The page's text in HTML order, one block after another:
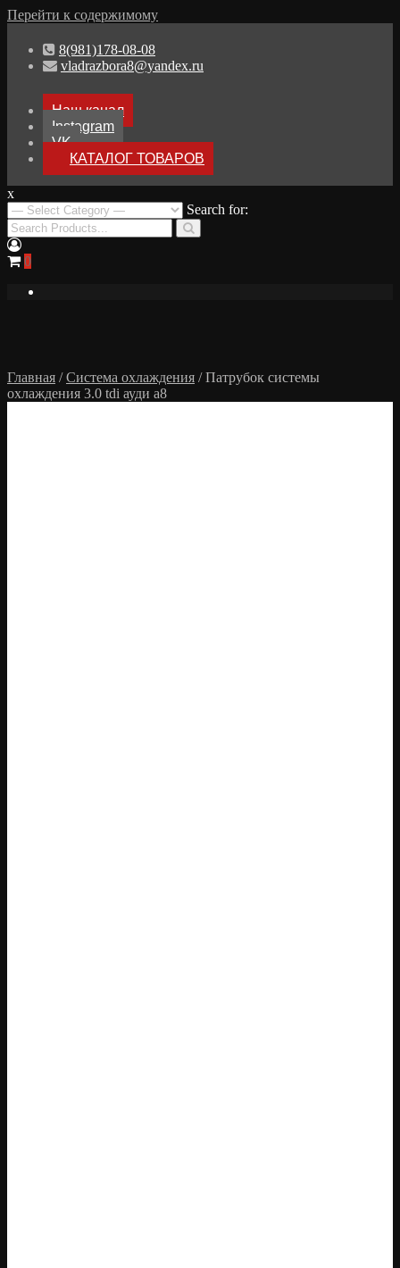
Перейти к содержимому
8(981)178-08-08
vladrazbora8@yandex.ru
Наш канал
Instagram
VK
КАТАЛОГ ТОВАРОВ
Разбор Ауди А8
Разборка Audi A8 D3
x
Search for:
0
Главная /Система охлаждения / Патрубок системы
охлаждения 3.0 tdi ауди а8